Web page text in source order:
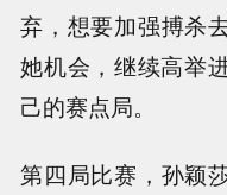
弃，想要加强搏杀
她机会，继续高举
己的赛点局。
第四局比赛，孙颖